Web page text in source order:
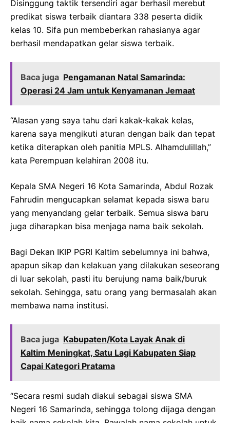
Disinggung taktik tersendiri agar berhasil merebut
predikat siswa terbaik diantara 338 peserta didik
kelas 10. Sifa pun membeberkan rahasianya agar
berhasil mendapatkan gelar siswa terbaik.
Baca juga Pengamanan Natal Samarinda:
Operasi 24 Jam untuk Kenyamanan Jemaat
“Alasan yang saya tahu dari kakak-kakak kelas,
karena saya mengikuti aturan dengan baik dan tepat
ketika diterapkan oleh panitia MPLS. Alhamdulillah,”
kata Perempuan kelahiran 2008 itu.
Kepala SMA Negeri 16 Kota Samarinda, Abdul Rozak
Fahrudin mengucapkan selamat kepada siswa baru
yang menyandang gelar terbaik. Semua siswa baru
juga diharapkan bisa menjaga nama baik sekolah.
Bagi Dekan IKIP PGRI Kaltim sebelumnya ini bahwa,
apapun sikap dan kelakuan yang dilakukan seseorang
di luar sekolah, pasti itu berujung nama baik/buruk
sekolah. Sehingga, satu orang yang bermasalah akan
membawa nama institusi.
Baca juga Kabupaten/Kota Layak Anak di
Kaltim Meningkat, Satu Lagi Kabupaten Siap
Capai Kategori Pratama
“Secara resmi sudah diakui sebagai siswa SMA
Negeri 16 Samarinda, sehingga tolong dijaga dengan